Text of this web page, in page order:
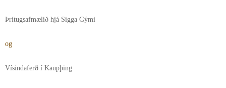
Þrítugsafmælið hjá Sigga Gými
og
Vísindaferð í Kaupþing